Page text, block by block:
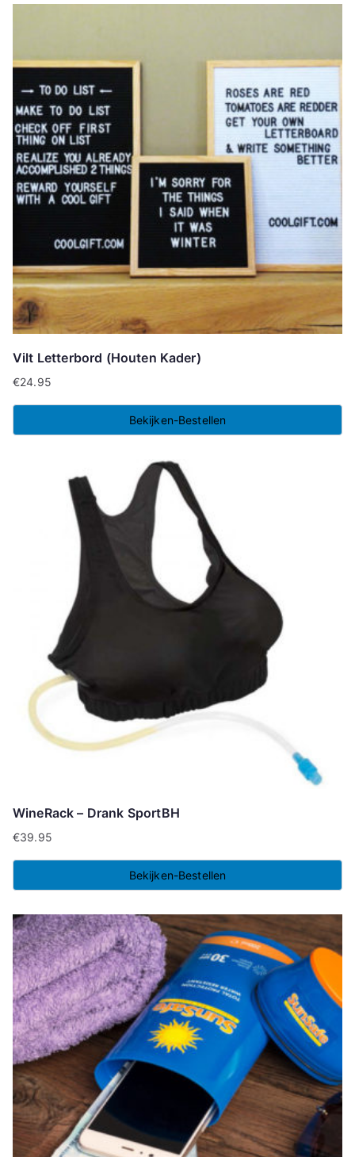
Vilt Letterbord (Houten Kader)
€24.95
Bekijken-Bestellen
WineRack – Drank SportBH
€39.95
Bekijken-Bestellen